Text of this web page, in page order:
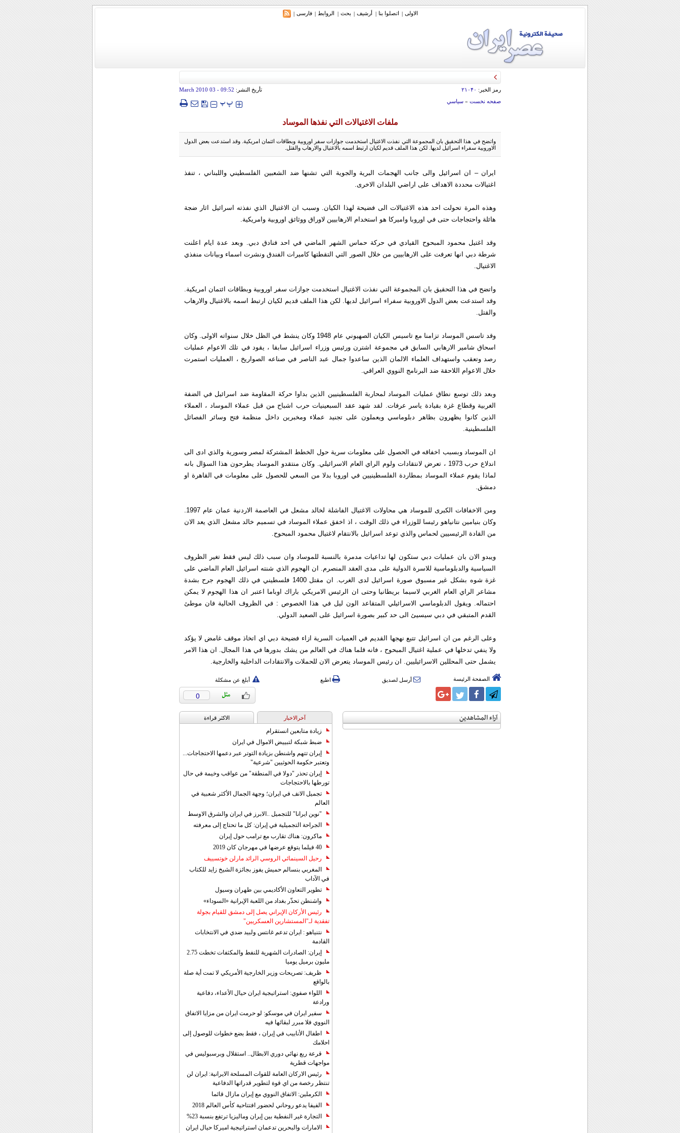
الاولی | اتصلوا بنا | أرشیف | بحث | الروابط | فارسی |
رمز الخبر: ۲۱۰۴۰ تأريخ النشر: 09:52
- 03 March 2010
صفحه نخست» سياسي ‍‍‍ پپ
ملفات الاغتيالات التي نفذها الموساد
واتضح في هذا التحقيق بان المجموعة التي نفذت الاغتيال استخدمت جوازات سفر اوروبية وبطاقات ائتمان امريكية. وقد استدعت بعض الدول
الاوروبية سفراء اسرائيل لديها. لكن هذا الملف قديم لكيان ارتبط اسمه بالاغتيال والارهاب والقتل.
ايران – ان اسرائيل والى جانب الهجمات البرية والجوية التي تشنها ضد الشعبين الفلسطيني واللبناني ، تنفذ
اغتيالات محددة الاهداف على اراضي البلدان الاخرى.
وهذه المرة تحولت احد هذه الاغتيالات الى فضيحة لهذا الكيان. وسبب ان الاغتيال الذي نفذته اسرائيل اثار ضجة
هائلة واحتجاجات حتى في اوروبا واميركا هو استخدام الارهابيين لاوراق ووثائق اوروبية وامريكية.
وقد اغتيل محمود المبحوح القيادي في حركة حماس الشهر الماضي في احد فنادق دبي. وبعد عدة ايام اعلنت
شرطة دبي انها تعرفت على الارهابيين من خلال الصور التي التقطتها كاميرات الفندق ونشرت اسماء وبيانات منفذي
الاغتيال.
واتضح في هذا التحقيق بان المجموعة التي نفذت الاغتيال استخدمت جوازات سفر اوروبية وبطاقات ائتمان امريكية.
وقد استدعت بعض الدول الاوروبية سفراء اسرائيل لديها. لكن هذا الملف قديم لكيان ارتبط اسمه بالاغتيال والارهاب
والقتل.
وقد تاسس الموساد تزامنا مع تاسيس الكيان الصهيوني عام 1948 وكان ينشط في الظل خلال سنواته الاولى. وكان
اسحاق شامير الارهابي السابق في مجموعة اشترن ورئيس وزراء اسرائيل سابقا ، يقود في تلك الاعوام عمليات
رصد وتعقب واستهداف العلماء الالمان الذين ساعدوا جمال عبد الناصر في صناعه الصواريخ ، العمليات استمرت
خلال الاعوام اللاحقة ضد البرنامج النووي العراقي.
وبعد ذلك توسع نطاق عمليات الموساد لمحاربة الفلسطينيين الذين بداوا حركة المقاومة ضد اسرائيل في الضفة
الغربية وقطاع غزة بقيادة ياسر عرفات. لقد شهد عقد السبعينيات حرب اشباح من قبل عملاء الموساد ، العملاء
الذين كانوا يظهرون بظاهر دبلوماسي ويعملون على تجنيد عملاء ومخبرين داخل منظمة فتح وسائر الفصائل
الفلسطينية.
ان الموساد وبسبب اخفاقه في الحصول على معلومات سرية حول الخطط المشتركة لمصر وسورية والذي ادى الى
اندلاع حرب 1973 ، تعرض لانتقادات ولوم الراي العام الاسرائيلي. وكان منتقدو الموساد يطرحون هذا السؤال بانه
لماذا يقوم عملاء الموساد بمطاردة الفلسطينيين في اوروبا بدلا من السعي للحصول على معلومات في القاهرة او
دمشق.
ومن الاخفاقات الكبرى للموساد هي محاولات الاغتيال الفاشلة لخالد مشعل في العاصمة الاردنية عمان عام 1997.
وكان بنيامين نتانياهو رئيسا للوزراء في ذلك الوقت ، اذ اخفق عملاء الموساد في تسميم خالد مشعل الذي يعد الان
من القادة الرئيسيين لحماس والذي توعد اسرائيل بالانتقام لاغتيال محمود المبحوح.
ويبدو الان بان عمليات دبي ستكون لها تداعيات مدمرة بالنسبة للموساد وان سبب ذلك ليس فقط تغير الظروف
السياسية والدبلوماسية للاسرة الدولية على مدى العقد المنصرم. ان الهجوم الذي شنته اسرائيل العام الماضي على
غزة شوه بشكل غير مسبوق صورة اسرائيل لدى الغرب. ان مقتل 1400 فلسطيني في ذلك الهجوم جرح بشدة
مشاعر الراي العام الغربي لاسيما بريطانيا وحتى ان الرئيس الامريكي باراك اوباما اعتبر ان هذا الهجوم لا يمكن
احتماله. ويقول الدبلوماسي الاسرائيلي المتقاعد الون ليل في هذا الخصوص : في الظروف الحالية فان موطئ
القدم المتبقي في دبي سيسيئ الى حد كبير بصورة اسرائيل على الصعيد الدولي.
وعلى الرغم من ان اسرائيل تتبع نهجها القديم في العميات السرية ازاء فضيحة دبي اي اتخاذ موقف غامض لا يؤكد
ولا ينفي تدخلها في عملية اغتيال المبحوح ، فانه قلما هناك في العالم من يشك بدورها في هذا المجال. ان هذا الامر
يشمل حتى المحللين الاسرائيليين. ان رئيس الموساد يتعرض الان للحملات والانتقادات الداخلية والخارجية.
الصفحة الرئيسة أرسل لصديق اطبع أبلغ عن مشكلة
0
آراء المشاهدين آخرالاخبار الاکثر قراءة
زيادة متابعين انستقرام
ضبط شبكة لتبييض الاموال في ايران
إيران تتهم واشنطن بزيادة التوتر عبر دعمها الاحتجاجات...
وتعتبر حكومة الحوثيين "شرعية"
إيران تحذر "دولا في المنطقة" من عواقب وخيمة في حال
تورطها بالاحتجاجات
تجميل الانف في ايران؛ وجهة الجمال الأكثر شعبية في
العالم
"نوين ايرانا" للتجميل ..الابرز في ايران والشرق الاوسط
الجراحة التجميلية في إيران: كل ما تحتاج إلى معرفته
ماكرون: هناك تقارب مع ترامب حول إيران
40 فيلما يتوقع عرضها في مهرجان كان 2019
رحيل السينمائي الروسي الرائد مارلن خوتسييف
المغربي بنسالم حميش يفوز بجائزة الشيخ زايد للكتاب
في الآداب
تطوير التعاون الأكاديمي بين طهران وسيول
واشنطن تحذّر بغداد من اللعبة الإيرانية «السوداء»
رئيس الأركان الإيراني يصل إلى دمشق للقيام بجولة
تفقدية لـ"المستشارين العسكريين"
نتنياهو : ايران تدعم غانتس ولبيد ضدي في الانتخابات
القادمة
إيران: الصادرات الشهریة للنفط والمكثفات تخطت 2.75
مليون برميل يوميا
ظريف: تصريحات وزير الخارجية الأمريكي لا تمت أية صلة
بالواقع
اللواء صفوي: استراتيجية ايران حيال الأعداء، دفاعية
ورادعة
سفير ايران في موسكو: لو حرمت ايران من مزايا الاتفاق
النووي فلا مبرر لبقائها فيه
اطفال الأنابيب في إيران ، فقط بضع خطوات للوصول إلى
احلامك
قرعة ربع نهائي دوري الابطال.. استقلال وبرسبوليس في
مواجهات قطرية
رئيس الاركان العامة للقوات المسلحة الايرانية: ايران لن
تنتظر رخصة من اي قوة لتطوير قدراتها الدفاعية
الكرملين: الاتفاق النووي مع إيران مازال قائما
الفيفا يدعو روحاني لحضور افتتاحية كأس العالم 2018
التجارة غیر النفطیة بین إیران ومالیزیا ترتفع بنسبة 23%
الامارات والبحرين تدعمان استراتيجية اميركا حيال ايران